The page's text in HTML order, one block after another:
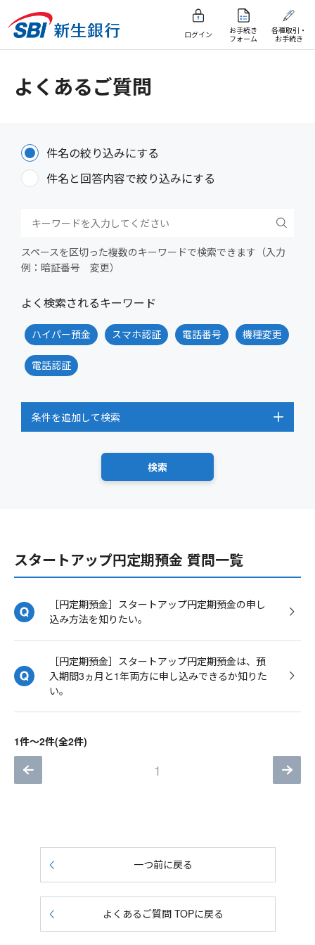
ログイン
お手続き
フォーム
各種取引・
お手続き
よくあるご質問
件名の絞り込みにする
件名と回答内容で絞り込みにする
スペースを区切った複数のキーワードで検索できます（入力
例：暗証番号 変更）
よく検索されるキーワード
ハイパー預金 スマホ認証 電話番号 機種変更
電話認証
条件を追加して検索
スタートアップ円定期預金 質問一覧
［円定期預金］スタートアップ円定期預金の申し
込み方法を知りたい。
［円定期預金］スタートアップ円定期預金は、預
入期間3ヵ月と1年両方に申し込みできるか知りた
い。
1件～2件(全2件)
1
一つ前に戻る
よくあるご質問 TOPに戻る